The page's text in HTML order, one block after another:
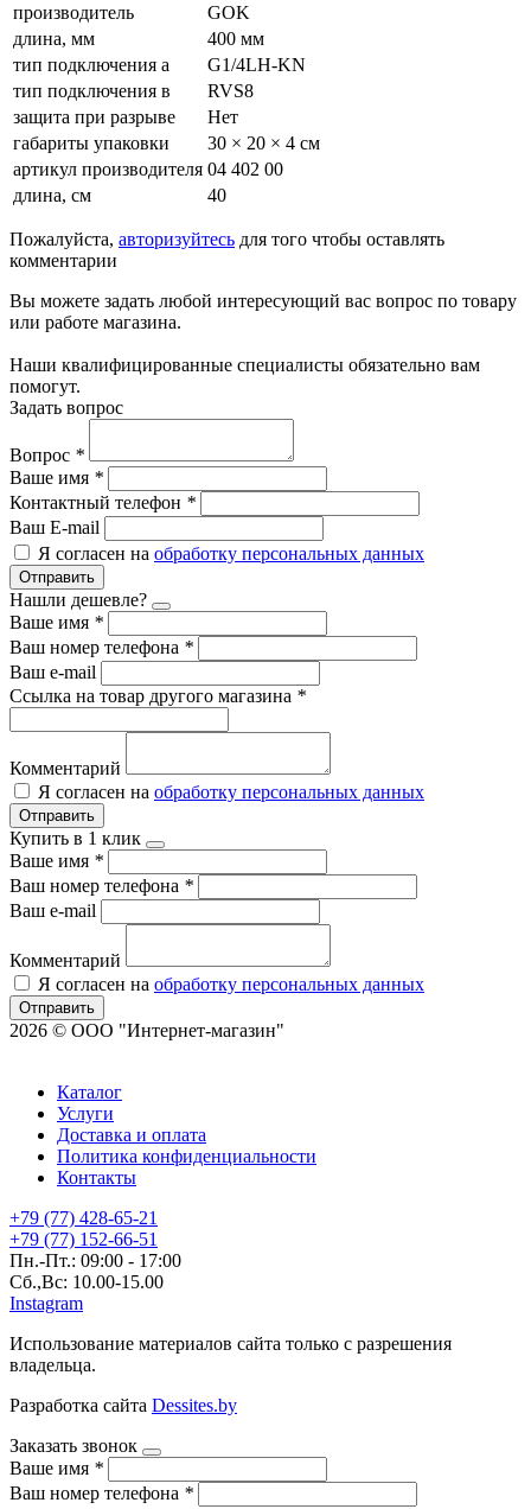
производитель
GOK
длина, мм
400 мм
тип подключения а
G1/4LH-KN
тип подключения в
RVS8
защита при разрыве
Нет
габариты упаковки
30 × 20 × 4 см
артикул производителя 04 402 00
длина, см
40
Пожалуйста, авторизуйтесь для того чтобы оставлять
комментарии
Вы можете задать любой интересующий вас вопрос по товару
или работе магазина.
Наши квалифицированные специалисты обязательно вам
помогут.
Задать вопрос
Вопрос *
Ваше имя *
Контактный телефон *
Ваш E-mail
Я согласен на обработку персональных данных
Отправить
Нашли дешевле?
Ваше имя *
Ваш номер телефона *
Ваш e-mail
Ссылка на товар другого магазина *
Комментарий
Я согласен на обработку персональных данных
Отправить
Купить в 1 клик
Ваше имя *
Ваш номер телефона *
Ваш e-mail
Комментарий
Я согласен на обработку персональных данных
Отправить
2026 © ООО "Интернет-магазин"
Каталог
Услуги
Доставка и оплата
Политика конфиденциальности
Контакты
+79 (77) 428-65-21
+79 (77) 152-66-51
Пн.-Пт.: 09:00 - 17:00
Сб.,Вс: 10.00-15.00
Instagram
Использование материалов сайта только с разрешения
владельца.
Разработка сайта Dessites.by
Заказать звонок
Ваше имя *
Ваш номер телефона *